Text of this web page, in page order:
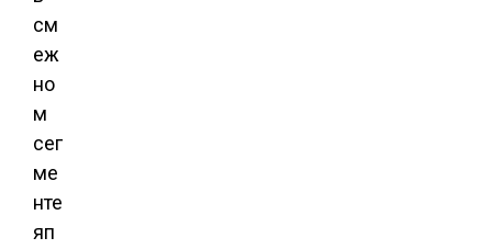
см
еж
но
м
сег
ме
нте
яп